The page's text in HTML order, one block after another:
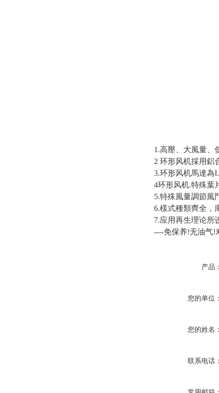
1.高壓、大風量、
2 环形风机採用鋁
3.环形风机馬達為
4环形风机.特殊葉
5.特殊風量調節風
6.樣式種類齊全，
7.应用再生理论所
----免保养!无油气!
产品
您的单位
您的姓名
联系电话